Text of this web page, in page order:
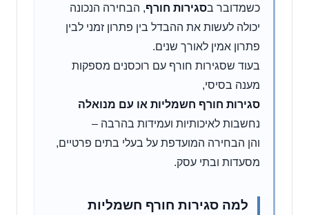
כשמדובר בסגירות חורף, הבחירה הנכונה
יכולה לעשות את ההבדל בין פתרון זמני לבין
פתרון אמין לאורך שנים.
בעוד שסגירות חורף עם רוכסנים מספקות
מענה בסיסי,
סגירות חורף חשמליות או עם מנואלה
נחשבות לאיכותיות ועמידות בהרבה –
והן הבחירה המועדפת על בעלי בתים פרטיים,
מסעדות ובתי עסק.
למה סגירות חורף חשמליות